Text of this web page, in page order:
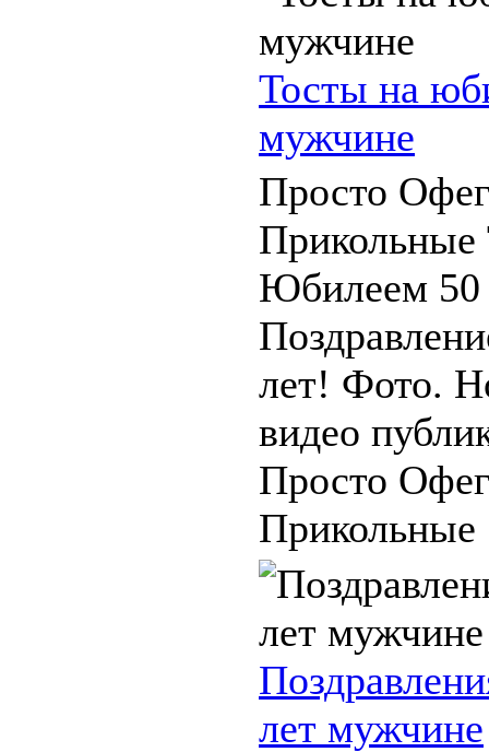
Тосты на
мужчине
Просто
Юбилеем
лет! Фото.
видео
Просто
Прикольные
лет мужчине